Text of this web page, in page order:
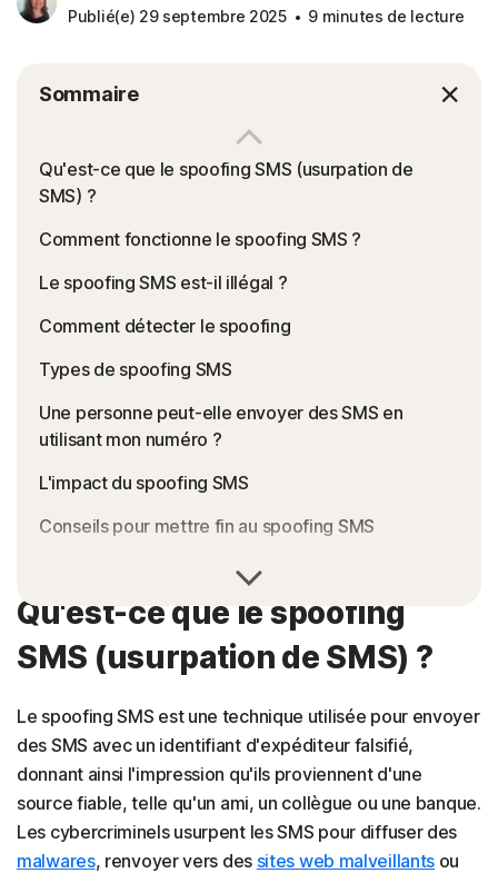
Publié(e) 29 septembre 2025
9 minutes de lecture
Sommaire
Qu'est-ce que le spoofing SMS (usurpation de
SMS) ?
Comment fonctionne le spoofing SMS ?
Le spoofing SMS est-il illégal ?
Comment détecter le spoofing
Types de spoofing SMS
Une personne peut-elle envoyer des SMS en
utilisant mon numéro ?
L'impact du spoofing SMS
Conseils pour mettre fin au spoofing SMS
Utilisez une solution complète de cybersécurité
Qu'est-ce que le spoofing
SMS (usurpation de SMS) ?
Le spoofing SMS est une technique utilisée pour envoyer
des SMS avec un identifiant d'expéditeur falsifié,
donnant ainsi l'impression qu'ils proviennent d'une
source fiable, telle qu'un ami, un collègue ou une banque.
Les cybercriminels usurpent les SMS pour diffuser des
malwares, renvoyer vers des sites web malveillants ou